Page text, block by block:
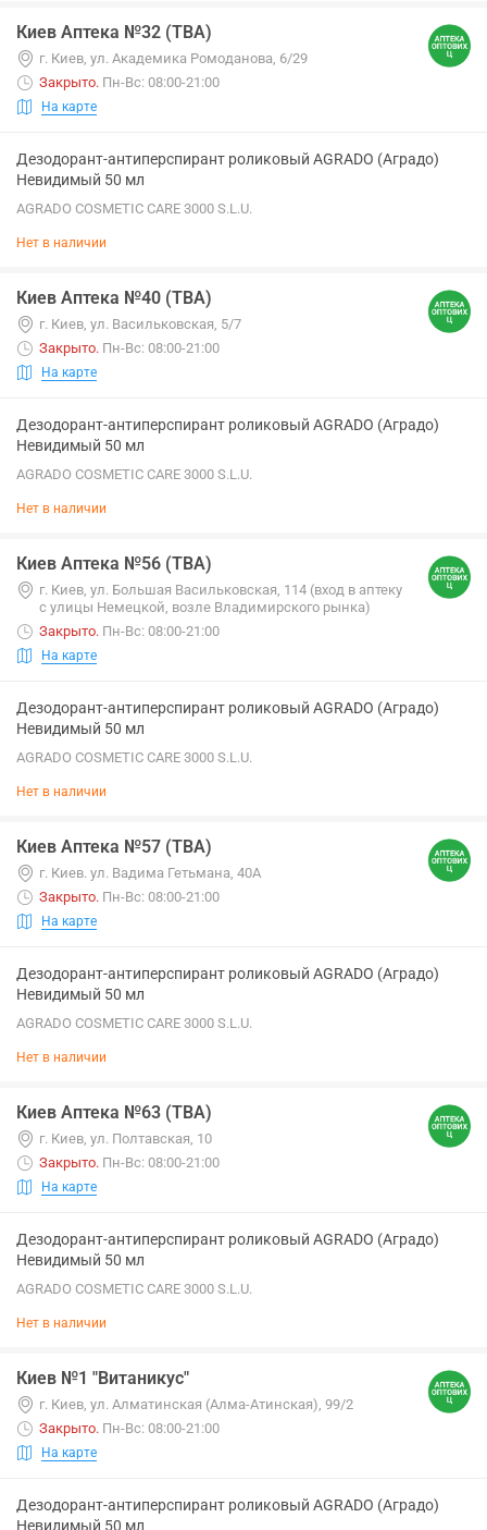
Киев Аптека №32 (ТВА)
г. Киев, ул. Академика Ромоданова, 6/29
Закрыто. Пн-Вс: 08:00-21:00
На карте
Дезодорант-антиперспирант роликовый AGRADO (Аградо)
Невидимый 50 мл
AGRADO COSMETIC CARE 3000 S.L.U.
Нет в наличии
Киев Аптека №40 (ТВА)
г. Киев, ул. Васильковская, 5/7
Закрыто. Пн-Вс: 08:00-21:00
На карте
Дезодорант-антиперспирант роликовый AGRADO (Аградо)
Невидимый 50 мл
AGRADO COSMETIC CARE 3000 S.L.U.
Нет в наличии
Киев Аптека №56 (ТВА)
г. Киев, ул. Большая Васильковская, 114 (вход в аптеку
с улицы Немецкой, возле Владимирского рынка)
Закрыто. Пн-Вс: 08:00-21:00
На карте
Дезодорант-антиперспирант роликовый AGRADO (Аградо)
Невидимый 50 мл
AGRADO COSMETIC CARE 3000 S.L.U.
Нет в наличии
Киев Аптека №57 (ТВА)
г. Киев. ул. Вадима Гетьмана, 40А
Закрыто. Пн-Вс: 08:00-21:00
На карте
Дезодорант-антиперспирант роликовый AGRADO (Аградо)
Невидимый 50 мл
AGRADO COSMETIC CARE 3000 S.L.U.
Нет в наличии
Киев Аптека №63 (ТВА)
г. Киев, ул. Полтавская, 10
Закрыто. Пн-Вс: 08:00-21:00
На карте
Дезодорант-антиперспирант роликовый AGRADO (Аградо)
Невидимый 50 мл
AGRADO COSMETIC CARE 3000 S.L.U.
Нет в наличии
Киев №1 "Витаникус"
г. Киев, ул. Алматинская (Алма-Атинская), 99/2
Закрыто. Пн-Вс: 08:00-21:00
На карте
Дезодорант-антиперспирант роликовый AGRADO (Аградо)
Невидимый 50 мл